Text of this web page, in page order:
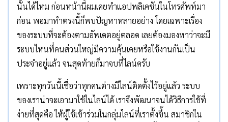
นั้นได้ไหม ก่อนหน้านี้ผมเคยทำแอปพลิเคชันในโทรศัพท์มา
ก่อน พอมาทำตรงนี้ก็พบปัญหาหลายอย่าง โดยเฉพาะเรื่อง
ของระบบที่จะต้องตามอัพเดตอยู่ตลอด เลยต้องมองหาว่าจะมี
ระบบไหนที่คนส่วนใหญ่มีความคุ้นเคยหรือใช้งานกันเป็น
ประจำอยู่แล้ว จนสุดท้ายก็มาจบที่ไลน์ครับ
เพราะทุกวันนี้เชื่อว่าทุกคนต่างมีไลน์ติดตั้งไว้อยู่แล้ว ระบบ
ของเราน่าจะเอามาใช้ในไลน์ได้ เราจึงพัฒนาจนได้วิธีการใช้ที่
ง่ายที่สุดคือ ให้ผู้ใช้เข้าร่วมในกลุ่มไลน์ที่เราตั้งขึ้น สมาชิกใน